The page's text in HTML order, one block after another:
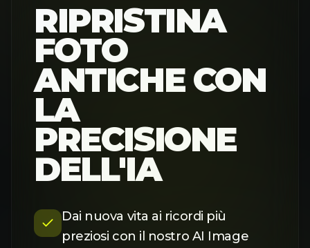
RIPRISTINA
FOTO
ANTICHE CON
LA
PRECISIONE
DELL'IA
Dai nuova vita ai ricordi più
preziosi con il nostro AI Image